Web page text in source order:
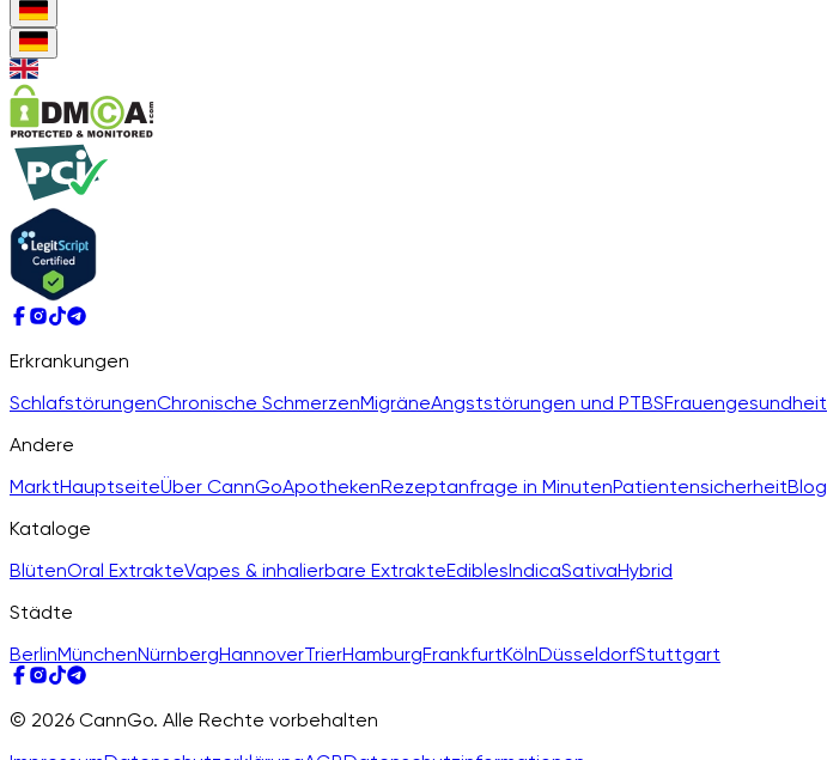
Erkrankungen
SchlafstörungenChronische SchmerzenMigräneAngststörungen und PTBSFrauengesundheit
Andere
MarktHauptseiteÜber CannGoApothekenRezeptanfrage in MinutenPatientensicherheitBlog
Kataloge
BlütenOral ExtrakteVapes & inhalierbare ExtrakteEdiblesIndicaSativaHybrid
Städte
BerlinMünchenNürnbergHannoverTrierHamburgFrankfurtKölnDüsseldorfStuttgart
© 2026 CannGo. Alle Rechte vorbehalten